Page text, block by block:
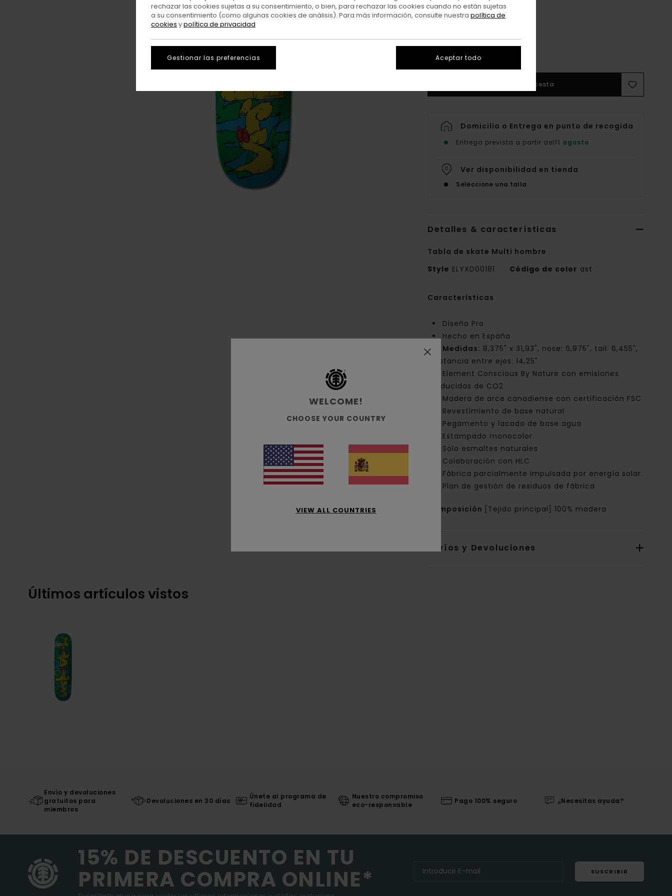
Añadir a la cesta
Domicilio o Entrega en punto de recogida
Entrega prevista a partir del11 agosto
Ver disponibilidad en tienda
Seleccione una talla
Detalles & características
Tabla de skate Multi hombre
Style ELYXD00181 Código de color ast
Características
Diseño Pro
Hecho en España
Medidas: 8,375" x 31,93", nose: 6,975", tail: 6,455",
distancia entre ejes: 14,25"
Element Conscious By Nature con emisiones
reducidas de CO2
Madera de arce canadiense con certificación FSC
Revestimiento de base natural
Pegamento y lacado de base agua
Estampado monocolor
Sólo esmaltes naturales
Colaboración con HLC
Fábrica parcialmente impulsada por energía solar.
Plan de gestión de residuos de fábrica
Composición [Tejido principal] 100% madera
Envíos y Devoluciones
Últimos artículos vistos
Envío y devoluciones
gratuitos para
miembros
Devoluciones en 30 días
Únete al programa de
fidelidad
Nuestro compromiso
eco-responsable
Pago 100% seguro ¿Necesitas ayuda?
15% DE DESCUENTO EN TU
PRIMERA COMPRA ONLINE* SUSCRIBIR
WELCOME!
CHOOSE YOUR COUNTRY
VIEW ALL COUNTRIES
rechazar las cookies sujetas a su consentimiento, o bien, para rechazar las cookies cuando no están sujetas
a su consentimiento (como algunas cookies de análisis). Para más información, consulte nuestra política de
cookies ypolítica de privacidad
Gestionar las preferencias Aceptar todo